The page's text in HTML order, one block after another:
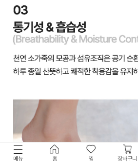
메뉴 홈 찜 장바구니